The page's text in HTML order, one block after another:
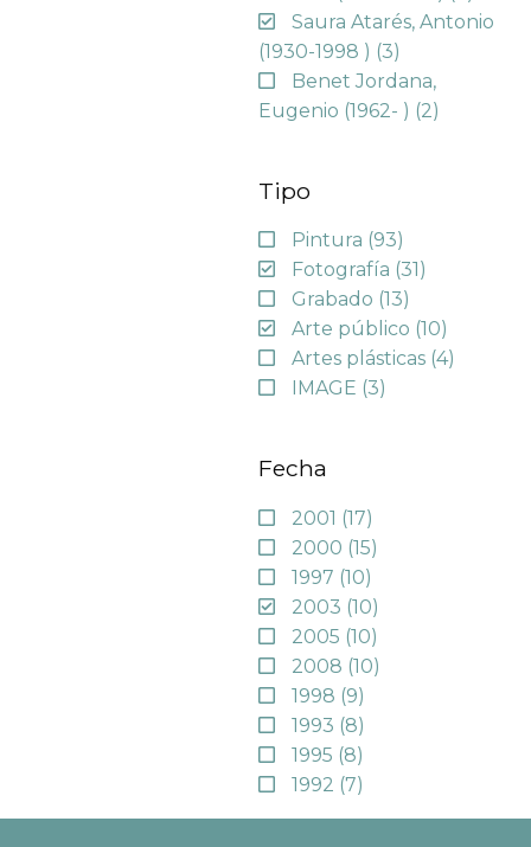
Saura Atarés, Antonio
(1930-1998 ) (3)
Benet Jordana,
Eugenio (1962- ) (2)
Tipo
Pintura (93)
Fotografía (31)
Grabado (13)
Arte público (10)
Artes plásticas (4)
IMAGE (3)
Fecha
2001 (17)
2000 (15)
1997 (10)
2003 (10)
2005 (10)
2008 (10)
1998 (9)
1993 (8)
1995 (8)
1992 (7)